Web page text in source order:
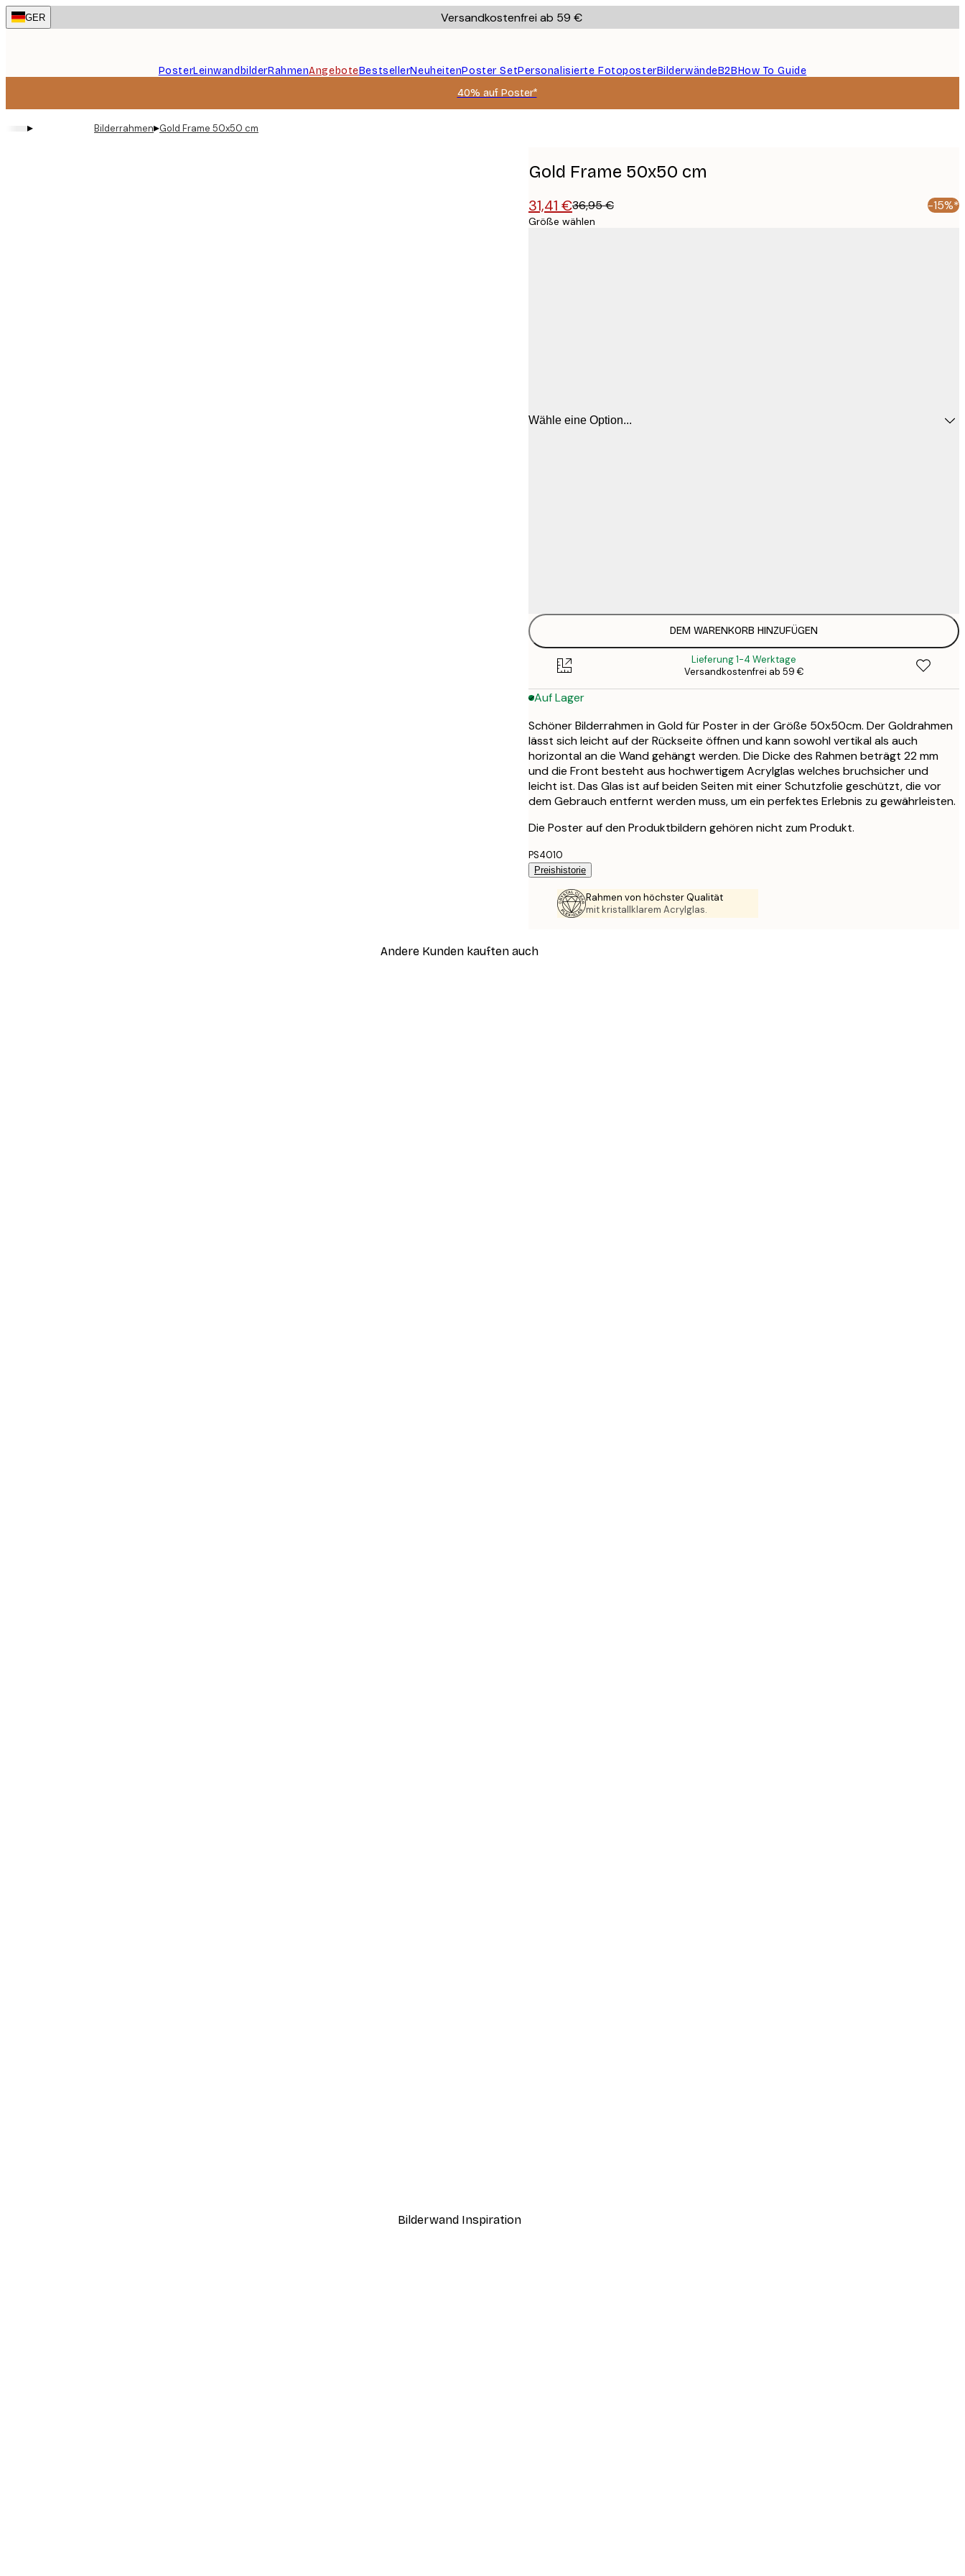
Skip
to
GER Versandkostenfrei ab 59 €
PosterLeinwandbilderRahmenAngeboteBestsellerNeuheitenPoster SetPersonalisierte FotoposterBilderwändeB2BHow To Guide
40% auf Poster*
▸ Bilderrahmen▸Gold Frame 50x50 cm
Gold Frame 50x50 cm
31,41 €36,95 € -15%*
Größe wählen
Wähle eine Option...
DEM WARENKORB HINZUFÜGEN
Lieferung 1-4 Werktage
Versandkostenfrei ab 59 €
Auf Lager
Schöner Bilderrahmen in Gold für Poster in der Größe 50x50cm. Der Goldrahmen
lässt sich leicht auf der Rückseite öffnen und kann sowohl vertikal als auch
horizontal an die Wand gehängt werden. Die Dicke des Rahmen beträgt 22 mm
und die Front besteht aus hochwertigem Acrylglas welches bruchsicher und
leicht ist. Das Glas ist auf beiden Seiten mit einer Schutzfolie geschützt, die vor
dem Gebrauch entfernt werden muss, um ein perfektes Erlebnis zu gewährleisten.
Die Poster auf den Produktbildern gehören nicht zum Produkt.
PS4010
Preishistorie
Rahmen von höchster Qualität
mit kristallklarem Acrylglas.
Andere Kunden kauften auch
Bilderwand Inspiration